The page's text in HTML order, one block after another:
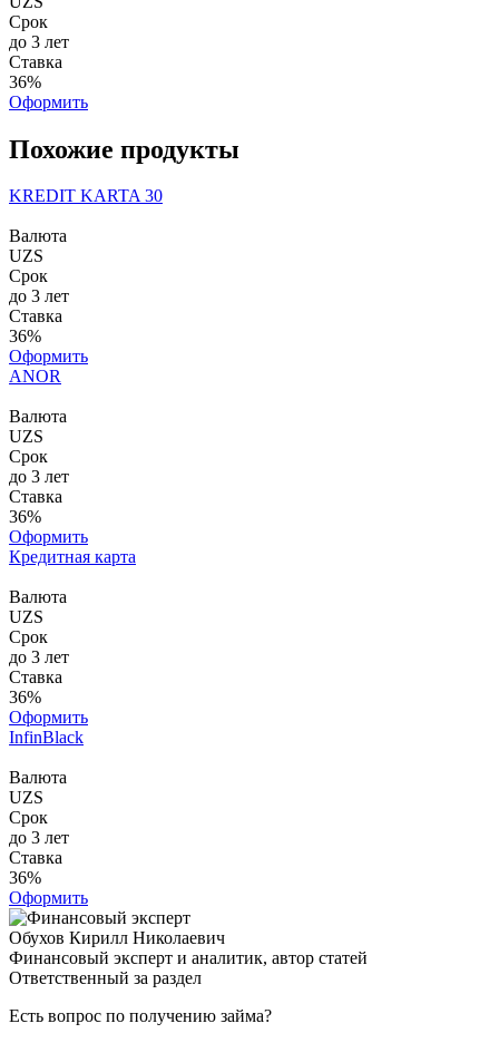
Срок
до 3 лет
Ставка
36%
Оформить
Похожие продукты
KREDIT KARTA 30
Валюта
UZS
Срок
до 3 лет
Ставка
36%
Оформить
ANOR
Валюта
UZS
Срок
до 3 лет
Ставка
36%
Оформить
Кредитная карта
Валюта
UZS
Срок
до 3 лет
Ставка
36%
Оформить
InfinBlack
Валюта
UZS
Срок
до 3 лет
Ставка
36%
Оформить
Обухов Кирилл Николаевич
Финансовый эксперт и аналитик, автор статей
Ответственный за раздел
Есть вопрос по получению займа?